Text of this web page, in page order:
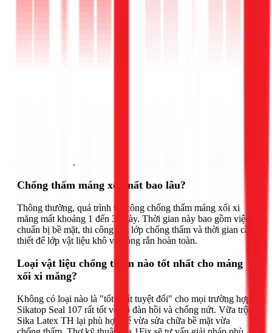
.
Chống thấm máng xối mất bao lâu?
Thông thường, quá trình thi công chống thấm máng xối xi
măng mất khoảng 1 đến 3 ngày. Thời gian này bao gồm việc
chuẩn bị bề mặt, thi công các lớp chống thấm và thời gian cần
thiết để lớp vật liệu khô và đóng rắn hoàn toàn.
Loại vật liệu chống thấm nào tốt nhất cho máng
xối xi măng?
Không có loại nào là "tốt nhất tuyệt đối" cho mọi trường hợp.
Sikatop Seal 107 rất tốt về độ đàn hồi và chống nứt. Vữa trộn
Sika Latex TH lại phù hợp để vừa sửa chữa bề mặt vừa